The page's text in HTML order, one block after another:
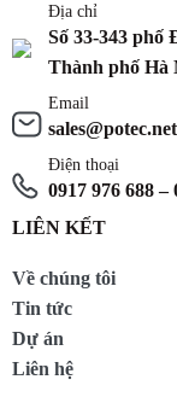
Địa chỉ
Số 33-343
Thành phố Hà
Email
Điện thoại
0917 976 688 –
LIÊN KẾT
Về chúng tôi
Tin tức
Dự án
Liên hệ